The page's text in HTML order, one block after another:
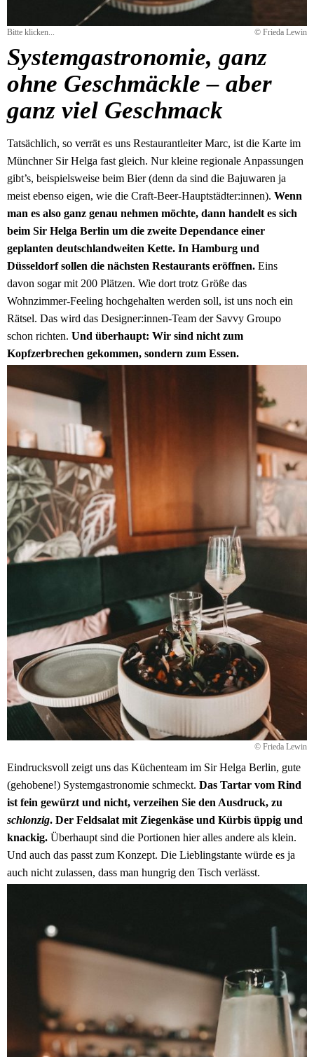
Bitte klicken... © Frieda Lewin
Systemgastronomie, ganz
ohne Geschmäckle – aber
ganz viel Geschmack
Tatsächlich, so verrät es uns Restaurantleiter Marc, ist die Karte im
Münchner Sir Helga fast gleich. Nur kleine regionale Anpassungen
gibt’s, beispielsweise beim Bier (denn da sind die Bajuwaren ja
meist ebenso eigen, wie die Craft-Beer-Hauptstädter:innen). Wenn
man es also ganz genau nehmen möchte, dann handelt es sich
beim Sir Helga Berlin um die zweite Dependance einer
geplanten deutschlandweiten Kette. In Hamburg und
Düsseldorf sollen die nächsten Restaurants eröffnen. Eins
davon sogar mit 200 Plätzen. Wie dort trotz Größe das
Wohnzimmer-Feeling hochgehalten werden soll, ist uns noch ein
Rätsel. Das wird das Designer:innen-Team der Savvy Groupo
schon richten. Und überhaupt: Wir sind nicht zum
Kopfzerbrechen gekommen, sondern zum Essen.
© Frieda Lewin
Eindrucksvoll zeigt uns das Küchenteam im Sir Helga Berlin, gute
(gehobene!) Systemgastronomie schmeckt. Das Tartar vom Rind
ist fein gewürzt und nicht, verzeihen Sie den Ausdruck, zu
schlonzig. Der Feldsalat mit Ziegenkäse und Kürbis üppig und
knackig. Überhaupt sind die Portionen hier alles andere als klein.
Und auch das passt zum Konzept. Die Lieblingstante würde es ja
auch nicht zulassen, dass man hungrig den Tisch verlässt.